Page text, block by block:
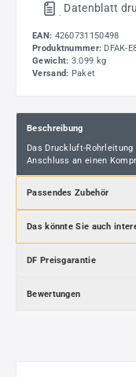
. Datenblatt
EAN: 4260731150498
Produktnummer: DFAK-
Gewicht: 3.099 kg
Versand: Paket
Beschreibung
Das Druckluft-
Anschluss an einen
Passendes Zubehör
Das könnte Sie auch
DF Preisgarantie
Bewertungen